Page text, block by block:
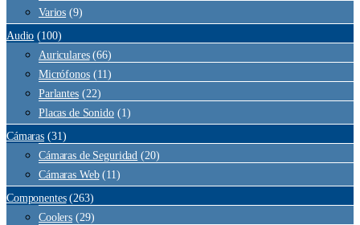
Varios (9)
Audio (100)
Auriculares (66)
Micrófonos (11)
Parlantes (22)
Placas de Sonido (1)
Cámaras (31)
Cámaras de Seguridad (20)
Cámaras Web (11)
Componentes (263)
Coolers (29)